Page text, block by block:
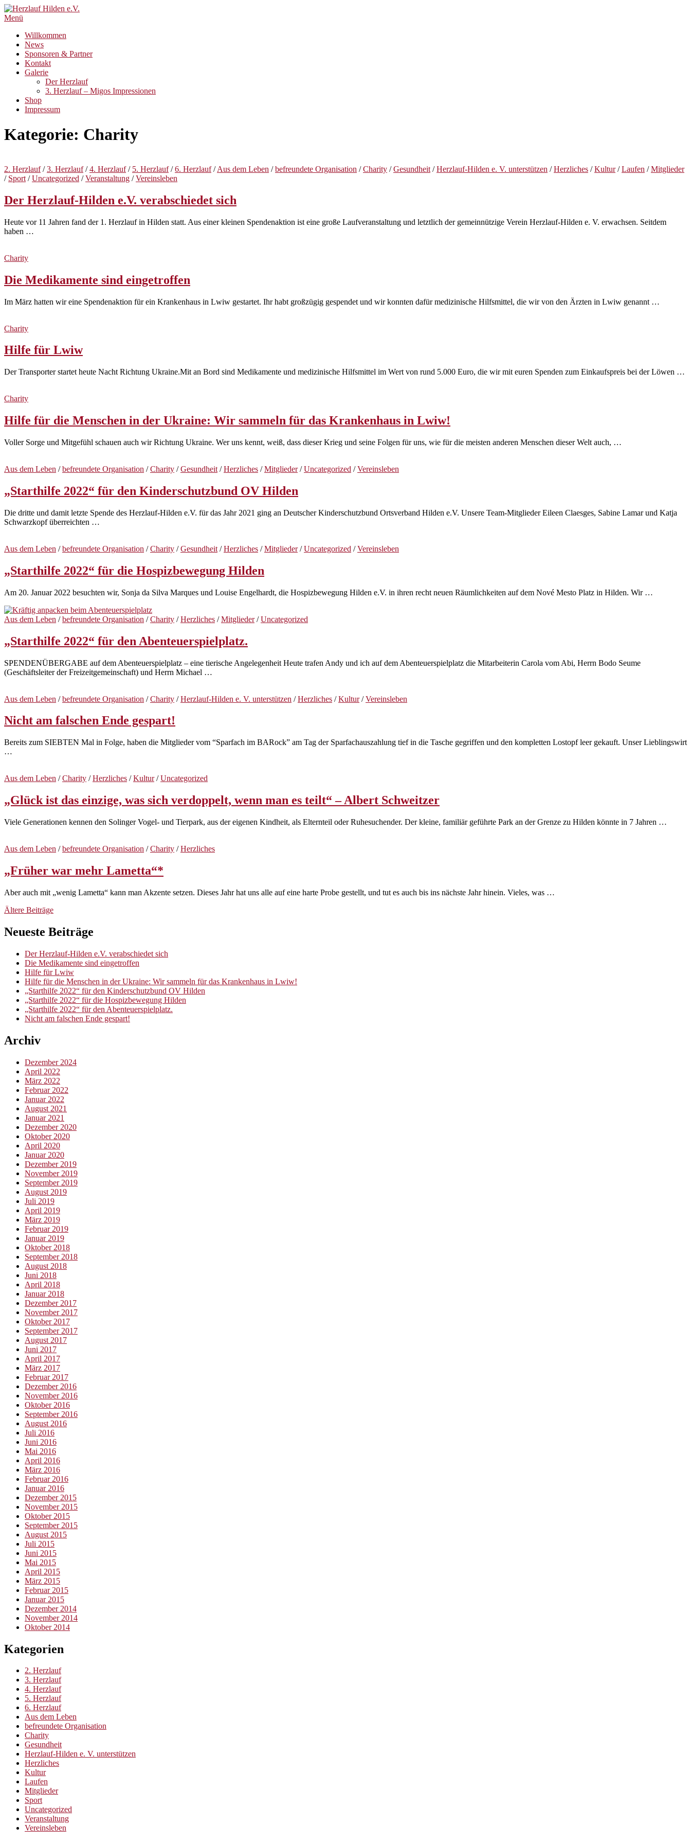
Zum
Inhalt
Menü
Willkommen
News
Sponsoren & Partner
Kontakt
Galerie
Der Herzlauf
3. Herzlauf – Migos Impressionen
Shop
Impressum
Kategorie: Charity
2. Herzlauf/3. Herzlauf/4. Herzlauf/ 5. Herzlauf/6. Herzlauf/Aus dem Leben /befreundete Organisation /Charity /Gesundheit /Herzlauf-Hilden e. V. unterstützen /Herzliches /Kultur/Laufen /Mitglieder
/ Sport /Uncategorized /Veranstaltung /Vereinsleben
Der Herzlauf-Hilden e.V. verabschiedet sich
Heute vor 11 Jahren fand der 1. Herzlauf in Hilden statt. Aus einer kleinen Spendenaktion ist eine große Laufveranstaltung und letztlich der gemeinnützige Verein Herzlauf-Hilden e. V. erwachsen. Seitdem
haben …
Charity
Die Medikamente sind eingetroffen
Im März hatten wir eine Spendenaktion für ein Krankenhaus in Lwiw gestartet. Ihr habt großzügig gespendet und wir konnten dafür medizinische Hilfsmittel, die wir von den Ärzten in Lwiw genannt …
Charity
Hilfe für Lwiw
Der Transporter startet heute Nacht Richtung Ukraine.Mit an Bord sind Medikamente und medizinische Hilfsmittel im Wert von rund 5.000 Euro, die wir mit euren Spenden zum Einkaufspreis bei der Löwen …
Charity
Hilfe für die Menschen in der Ukraine: Wir sammeln für das Krankenhaus in Lwiw!
Voller Sorge und Mitgefühl schauen auch wir Richtung Ukraine. Wer uns kennt, weiß, dass dieser Krieg und seine Folgen für uns, wie für die meisten anderen Menschen dieser Welt auch, …
Aus dem Leben /befreundete Organisation /Charity /Gesundheit /Herzliches /Mitglieder/Uncategorized /Vereinsleben
„Starthilfe 2022“ für den Kinderschutzbund OV Hilden
Die dritte und damit letzte Spende des Herzlauf-Hilden e.V. für das Jahr 2021 ging an Deutscher Kinderschutzbund Ortsverband Hilden e.V. Unsere Team-Mitglieder Eileen Claesges, Sabine Lamar und Katja
Schwarzkopf überreichten …
Aus dem Leben /befreundete Organisation /Charity /Gesundheit /Herzliches /Mitglieder/Uncategorized /Vereinsleben
„Starthilfe 2022“ für die Hospizbewegung Hilden
Am 20. Januar 2022 besuchten wir, Sonja da Silva Marques und Louise Engelhardt, die Hospizbewegung Hilden e.V. in ihren recht neuen Räumlichkeiten auf dem Nové Mesto Platz in Hilden. Wir …
Aus dem Leben /befreundete Organisation /Charity /Herzliches /Mitglieder/Uncategorized
„Starthilfe 2022“ für den Abenteuerspielplatz.
SPENDENÜBERGABE auf dem Abenteuerspielplatz – eine tierische Angelegenheit Heute trafen Andy und ich auf dem Abenteuerspielplatz die Mitarbeiterin Carola vom Abi, Herrn Bodo Seume
(Geschäftsleiter der Freizeitgemeinschaft) und Herrn Michael …
Aus dem Leben /befreundete Organisation /Charity /Herzlauf-Hilden e. V. unterstützen /Herzliches /Kultur/Vereinsleben
Nicht am falschen Ende gespart!
Bereits zum SIEBTEN Mal in Folge, haben die Mitglieder vom “Sparfach im BARock” am Tag der Sparfachauszahlung tief in die Tasche gegriffen und den kompletten Lostopf leer gekauft. Unser Lieblingswirt
…
Aus dem Leben /Charity /Herzliches /Kultur/Uncategorized
„Glück ist das einzige, was sich verdoppelt, wenn man es teilt“ – Albert Schweitzer
Viele Generationen kennen den Solinger Vogel- und Tierpark, aus der eigenen Kindheit, als Elternteil oder Ruhesuchender. Der kleine, familiär geführte Park an der Grenze zu Hilden könnte in 7 Jahren …
Aus dem Leben /befreundete Organisation /Charity /Herzliches
„Früher war mehr Lametta“*
Aber auch mit „wenig Lametta“ kann man Akzente setzen. Dieses Jahr hat uns alle auf eine harte Probe gestellt, und tut es auch bis ins nächste Jahr hinein. Vieles, was …
Beitragsnavigation
Ältere Beiträge
Neueste Beiträge
Der Herzlauf-Hilden e.V. verabschiedet sich
Die Medikamente sind eingetroffen
Hilfe für Lwiw
Hilfe für die Menschen in der Ukraine: Wir sammeln für das Krankenhaus in Lwiw!
„Starthilfe 2022“ für den Kinderschutzbund OV Hilden
„Starthilfe 2022“ für die Hospizbewegung Hilden
„Starthilfe 2022“ für den Abenteuerspielplatz.
Nicht am falschen Ende gespart!
Archiv
Dezember 2024
April 2022
März 2022
Februar 2022
Januar 2022
August 2021
Januar 2021
Dezember 2020
Oktober 2020
April 2020
Januar 2020
Dezember 2019
November 2019
September 2019
August 2019
Juli 2019
April 2019
März 2019
Februar 2019
Januar 2019
Oktober 2018
September 2018
August 2018
Juni 2018
April 2018
Januar 2018
Dezember 2017
November 2017
Oktober 2017
September 2017
August 2017
Juni 2017
April 2017
März 2017
Februar 2017
Dezember 2016
November 2016
Oktober 2016
September 2016
August 2016
Juli 2016
Juni 2016
Mai 2016
April 2016
März 2016
Februar 2016
Januar 2016
Dezember 2015
November 2015
Oktober 2015
September 2015
August 2015
Juli 2015
Juni 2015
Mai 2015
April 2015
März 2015
Februar 2015
Januar 2015
Dezember 2014
November 2014
Oktober 2014
Kategorien
2. Herzlauf
3. Herzlauf
4. Herzlauf
5. Herzlauf
6. Herzlauf
Aus dem Leben
befreundete Organisation
Charity
Gesundheit
Herzlauf-Hilden e. V. unterstützen
Herzliches
Kultur
Laufen
Mitglieder
Sport
Uncategorized
Veranstaltung
Vereinsleben